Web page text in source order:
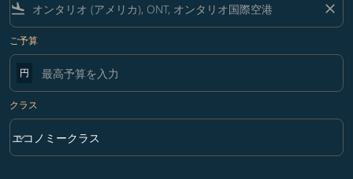
flight_land close
ご予算
円
クラス
クラス option エコノミークラス Selected
エコノミークラス
keyboard_arrow_down